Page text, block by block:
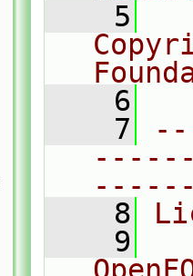
    5
    6
    7
    8
    9